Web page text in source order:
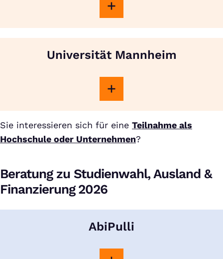
Universität Mannheim
Sie interessieren sich für eine Teilnahme als
Hochschule oder Unternehmen?
Beratung zu Studienwahl, Ausland &
Finanzierung 2026
AbiPulli